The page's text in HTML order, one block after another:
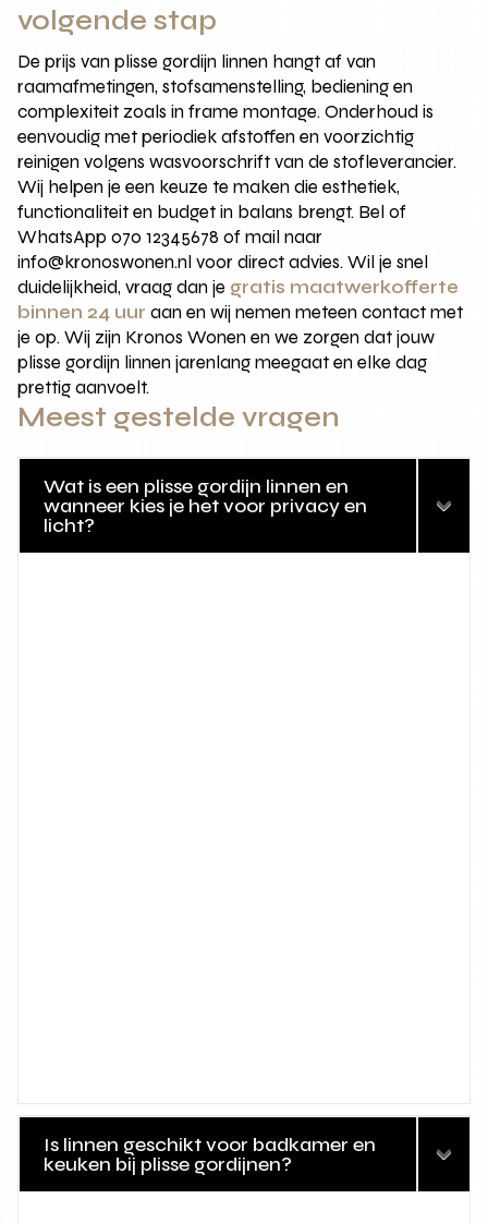
volgende stap
De prijs van plisse gordijn linnen hangt af van
raamafmetingen, stofsamenstelling, bediening en
complexiteit zoals in frame montage. Onderhoud is
eenvoudig met periodiek afstoffen en voorzichtig
reinigen volgens wasvoorschrift van de stofleverancier.
Wij helpen je een keuze te maken die esthetiek,
functionaliteit en budget in balans brengt. Bel of
WhatsApp 070 12345678 of mail naar
info@kronoswonen.nl voor direct advies. Wil je snel
duidelijkheid, vraag dan je gratis maatwerkofferte
binnen 24 uur aan en wij nemen meteen contact met
je op. Wij zijn Kronos Wonen en we zorgen dat jouw
plisse gordijn linnen jarenlang meegaat en elke dag
prettig aanvoelt.
Meest gestelde vragen
Wat is een plisse gordijn linnen en
wanneer kies je het voor privacy en
licht?
Is linnen geschikt voor badkamer en
keuken bij plisse gordijnen?